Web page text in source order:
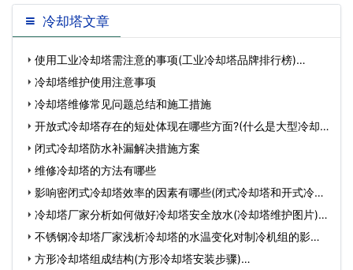
大家介绍冷却塔噪音解决方案
冷却塔文章
使用工业冷却塔需注意的事项(工业冷却塔品牌排行榜)…
冷却塔维护使用注意事项
冷却塔维修常见问题总结和施工措施
开放式冷却塔存在的短处体现在哪些方面?(什么是大型冷却
塔)…
闭式冷却塔防水补漏解决措施方案
维修冷却塔的方法有哪些
影响密闭式冷却塔效率的因素有哪些(闭式冷却塔和开式冷却
塔…冷却塔厂家分析如何做好冷却塔安全放水(冷却塔维护图片)…
不锈钢冷却塔厂家浅析冷却塔的水温变化对制冷机组的影响
(攀…
方形冷却塔组成结构(方形冷却塔安装步骤)…